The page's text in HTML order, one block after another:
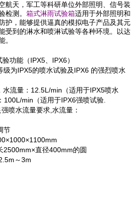
航天，军工等科研单位外部照明、信号装
检测。箱式淋雨试验箱适用于外部照明和
护，能够提供逼真的模拟电子产品及其元
受到的淋水和喷淋试验等各种环境。以达
。
功能（IPX5、IPX6）
级为IPX5的喷水试验及IPX6 的强烈喷水
水流量：12.5L/min（适用于IPX5喷水
min（适用于IPX6强喷试验.
喷水流量要求,水流量：
节
2500mm×直径400mm的圆
～3m